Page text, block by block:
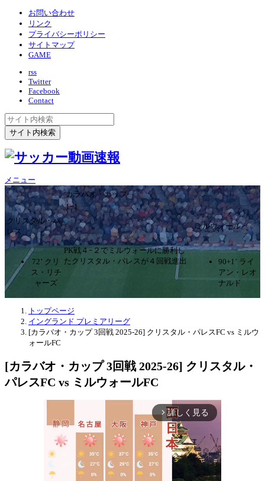
お問い合わせ
リンク
プライバシーポリシー
サイトマップ
GAME
rss
Twitter
Facebook
Contact
メニュー
カラバオ・カップ
1ｰ1
クリスタル・パ
レス
PK戦４ｰ２でミルウォールに勝利し
たクリスタル・パレスが４回戦進出
ミルウォール
72’ クリ
ス・リチ
ャーズ
90+1’ ライ
アン・レオ
ナルド
トップページ
イングランド プレミアリーグ
[カラバオ・カップ 3回戦 2025-26] クリスタル・パレスFC vs ミルウ
ォールFC
[カラバオ・カップ 3回戦 2025-26] クリスタル・
パレスFC vs ミルウォールFC
arrow_forward_ios 詳しく見る